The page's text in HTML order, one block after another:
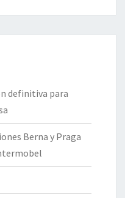
definitiva para
Berna y Praga